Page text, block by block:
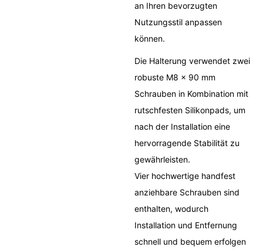
an Ihren bevorzugten
Nutzungsstil anpassen
können.
Die Halterung verwendet zwei
robuste M8 × 90 mm
Schrauben in Kombination mit
rutschfesten Silikonpads, um
nach der Installation eine
hervorragende Stabilität zu
gewährleisten.
Vier hochwertige handfest
anziehbare Schrauben sind
enthalten, wodurch
Installation und Entfernung
schnell und bequem erfolgen